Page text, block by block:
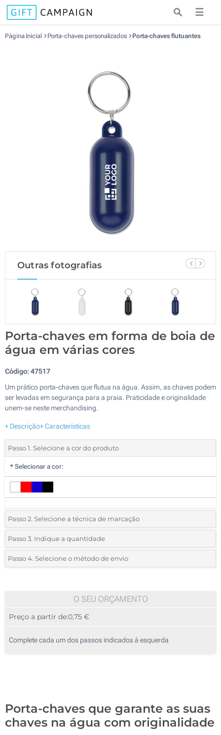
☰
Página Inicial Porta-chaves personalizados Porta-chaves flutuantes
Outras fotografias
Porta-chaves em forma de boia de
água em várias cores
Código:47517
Um prático porta-chaves que flutua na água. Assim, as chaves podem
ser levadas em segurança para a praia. Praticidade e originalidade
unem-se neste merchandising.
+ Descrição+ Características
Passo 1. Selecione a cor do produto
* Selecionar a cor:
Passo 2. Selecione a técnica de marcação
*Selecione o tipo de marcação e as cores do logotipo:
1 Cor (Num lado)
Passo 3. Indique a quantidade
*Quantidade mínima:25
50
125
Passo 4. Selecione o método de envio
O SEU ORÇAMENTO
Preço a partir de:0,75 €
Complete cada um dos passos indicados à esquerda
Porta-chaves que garante as suas
chaves na água com originalidade